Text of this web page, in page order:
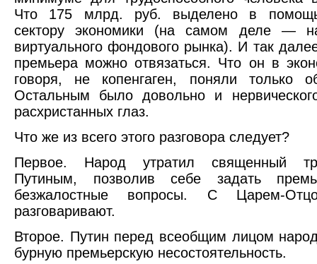
Что 175 млрд. руб. выделено в
сектору экономики (на самом деле —
виртуального фондового рынка). И так
премьера можно отвязаться. Что он в
говоря, не копенгаген, поняли только
Остальным было довольно и
расхристанных глаз.
Что же из всего этого разговора следует?
Первое. Народ утратил священный
Путиным, позволив себе задать
безжалостные вопросы. С Царем-
разговаривают.
Второе. Путин перед всеобщим лицом
бурную премьерскую несостоятельность.